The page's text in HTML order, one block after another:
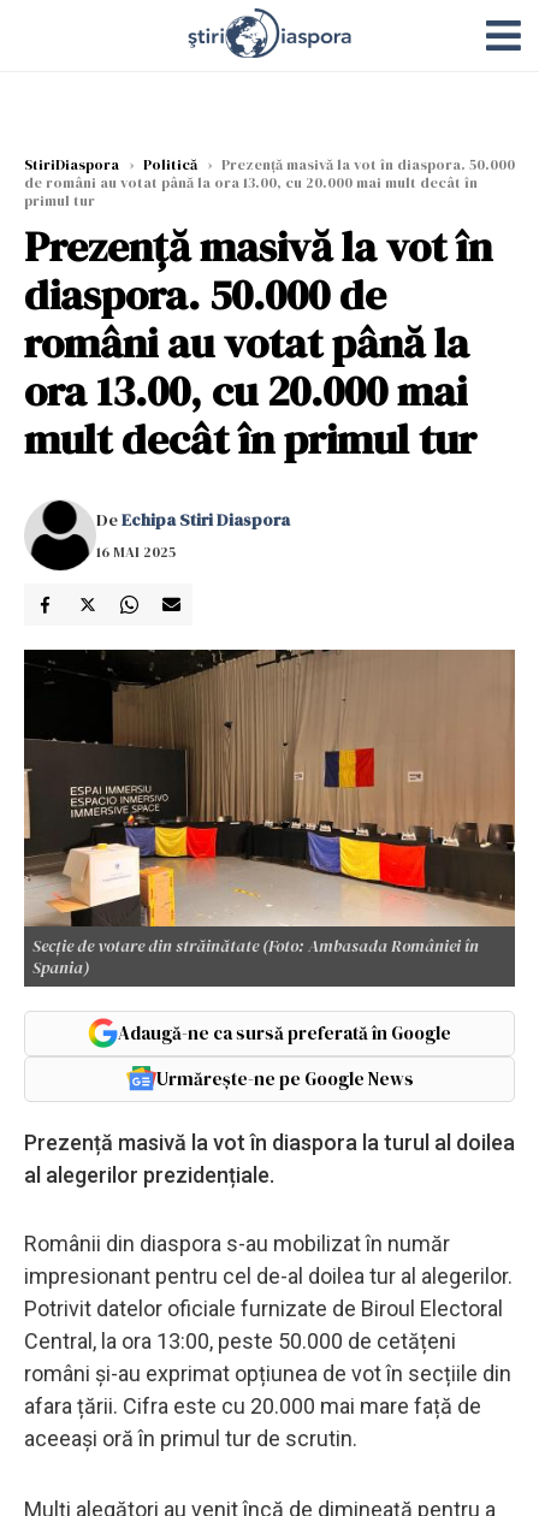
StiriDiaspora › Politică › Prezență masivă la vot în diaspora. 50.000
de români au votat până la ora 13.00, cu 20.000 mai mult decât în
primul tur
Prezență masivă la vot în
diaspora. 50.000 de
români au votat până la
ora 13.00, cu 20.000 mai
mult decât în primul tur
DeEchipa Stiri Diaspora
16 MAI 2025
Secție de votare din străinătate (Foto: Ambasada României în
Spania)
Adaugă-ne ca sursă preferată în Google
Urmărește-ne pe Google News
Prezență masivă la vot în diaspora la turul al doilea
al alegerilor prezidențiale.
Românii din diaspora s-au mobilizat în număr
impresionant pentru cel de-al doilea tur al alegerilor.
Potrivit datelor oficiale furnizate de Biroul Electoral
Central, la ora 13:00, peste 50.000 de cetățeni
români și-au exprimat opțiunea de vot în secțiile din
afara țării. Cifra este cu 20.000 mai mare față de
aceeași oră în primul tur de scrutin.
Mulți alegători au venit încă de dimineață pentru a